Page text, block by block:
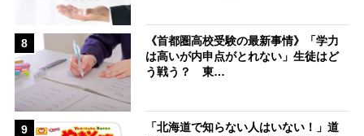
8
《首都圏高校受験の最新事情》「学力
は高いが内申点がとれない」生徒はど
う戦う？ 東…
9
「北海道で知らない人はいない！」道